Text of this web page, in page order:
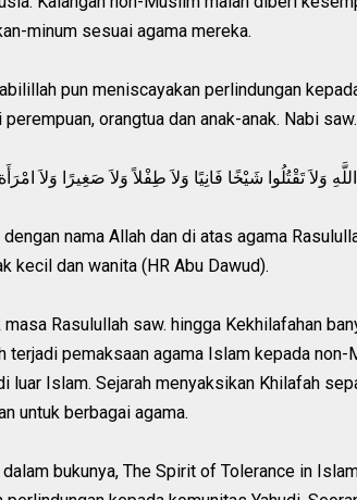
minum sesuai agama mereka.
pun meniscayakan perlindungan
orangtua dan anak-anak. Nabi
وَلاَ تَقْتُلُوا شَيْخًا فَانِيًا وَلاَ طِفْلاً وَلاَ صَغِيرًا وَلاَ امْرَأَة
nama Allah dan di atas agama
kecil dan wanita (HR Abu Dawud).
Rasulullah saw. hingga Kekhilafahan
terjadi pemaksaan agama Islam kepada
luar Islam. Sejarah menyaksikan Khilafah
untuk berbagai agama.
bukunya, The Spirit of Tolerance in